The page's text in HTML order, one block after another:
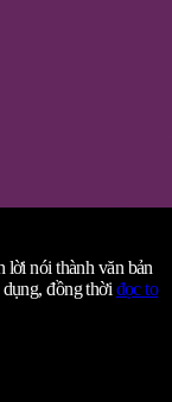
lời nói thành văn bản
đồng thời đọc to